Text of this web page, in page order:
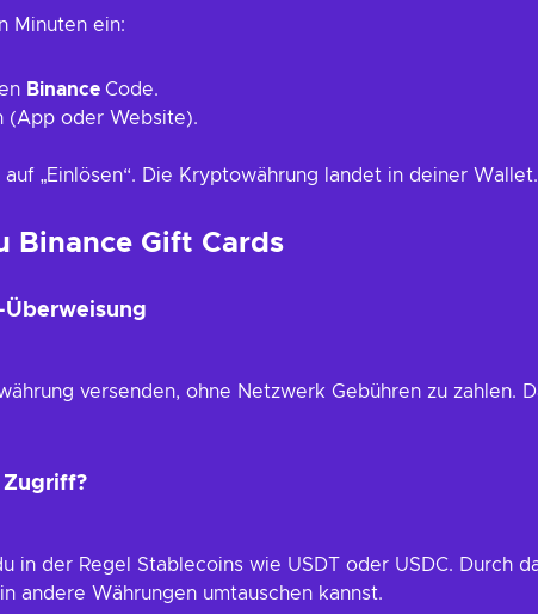
Minuten ein:
Binance Code.
(App oder Website).
„Einlösen“. Die Kryptowährung landet in deiner
Binance Gift Cards
versenden, ohne Netzwerk Gebühren zu zahlen.
Zugriff?
in der Regel Stablecoins wie USDT oder USDC. Durch
andere Währungen umtauschen kannst.